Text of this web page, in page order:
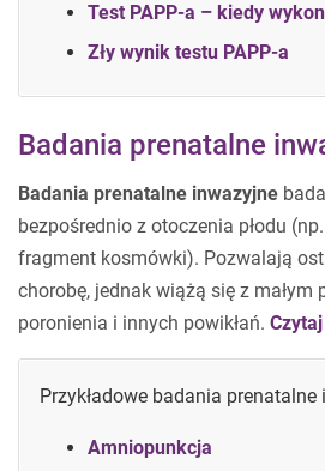
Test PAPP-a – kiedy
Zły wynik testu PAPP-a
Badania prenatalne
Badania prenatalne inwazyjne
bezpośrednio z otoczenia płodu
fragment kosmówki). Pozwalają
chorobę, jednak wiążą się z małym
poronienia i innych powikłań.
Przykładowe badania prenatalne
Amniopunkcja